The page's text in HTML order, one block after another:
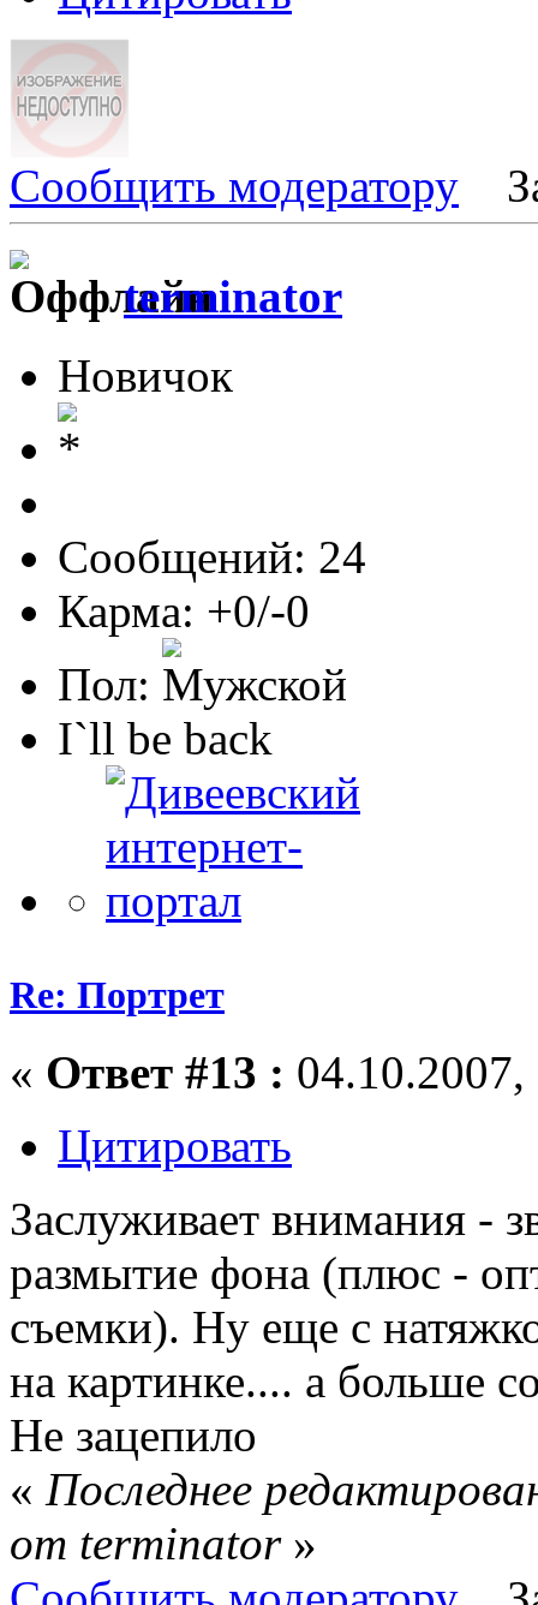
Сообщить модератору
terminator
Новичок
Сообщений: 24
Карма: +0/-0
Пол:
I`ll be back
Re: Портрет
« Ответ #13 :
Цитировать
Заслуживает внимания -
размытие фона (плюс -
съемки). Ну еще с
на картинке.... а больше
Не зацепило
« Последнее
от terminator»